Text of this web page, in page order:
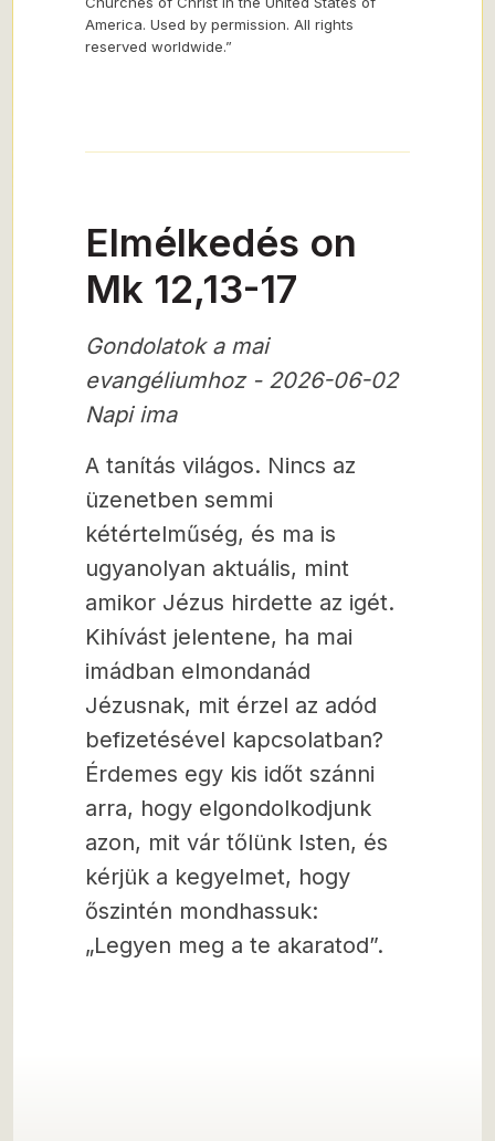
America. Used by permission. All rights
reserved worldwide.”
Elmélkedés on
Mk 12,13-17
Gondolatok a mai
evangéliumhoz - 2026-06-02
Napi ima
A tanítás világos. Nincs az
üzenetben semmi
kétértelműség, és ma is
ugyanolyan aktuális, mint
amikor Jézus hirdette az igét.
Kihívást jelentene, ha mai
imádban elmondanád
Jézusnak, mit érzel az adód
befizetésével kapcsolatban?
Érdemes egy kis időt szánni
arra, hogy elgondolkodjunk
azon, mit vár tőlünk Isten, és
kérjük a kegyelmet, hogy
őszintén mondhassuk:
„Legyen meg a te akaratod”.